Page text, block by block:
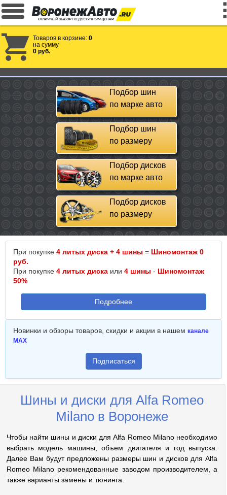
Товаров в корзине: 0
на сумму
0 руб.
Подбор шин
по марке авто
Подбор шин
по размеру
Подбор дисков
по марке авто
Подбор дисков
по размеру
При покупке 4 литых диска + 4 шины = Шиномонтаж 0
руб.
При покупке 4 литых диска или 4 шины - Шиномонтаж
50%
Подробнее
Новинки и обзоры товаров, скидки и акции в нашем канале
MAX
Подписаться
Шины и диски для Alfa Romeo
Milano в Воронеже
Чтобы найти шины и диски для Alfa Romeo Milano необходимо
выбрать модель машины, объем двигателя и год выпуска.
Далее Вам будут предложены размеры шин и дисков для Alfa
Romeo Milano рекомендованные заводом производителем, а
также варианты замены и тюнинга.